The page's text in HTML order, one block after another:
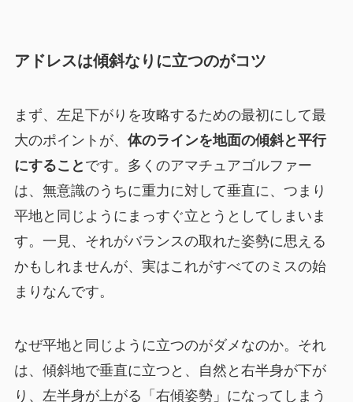
アドレスは傾斜なりに立つのがコツ
まず、左足下がりを攻略するための最初にして最
大のポイントが、 体のラインを地面の傾斜と平行
にすること です。多くのアマチュアゴルファー
は、無意識のうちに重力に対して垂直に、つまり
平地と同じようにまっすぐ立とうとしてしまいま
す。一見、それがバランスの取れた姿勢に思える
かもしれませんが、実はこれがすべてのミスの始
まりなんです。
なぜ平地と同じように立つのがダメなのか。それ
は、傾斜地で垂直に立つと、自然と右半身が下が
り、左半身が上がる「右傾姿勢」になってしまう